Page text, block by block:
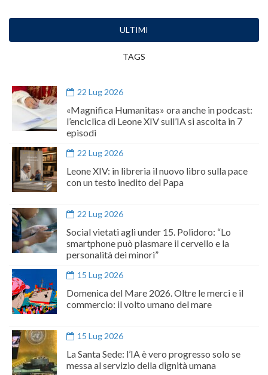
ULTIMI
TAGS
22 Lug 2026
«Magnifica Humanitas» ora anche in podcast:
l’enciclica di Leone XIV sull’IA si ascolta in 7
episodi
22 Lug 2026
Leone XIV: in libreria il nuovo libro sulla pace
con un testo inedito del Papa
22 Lug 2026
Social vietati agli under 15. Polidoro: “Lo
smartphone può plasmare il cervello e la
personalità dei minori”
15 Lug 2026
Domenica del Mare 2026. Oltre le merci e il
commercio: il volto umano del mare
15 Lug 2026
La Santa Sede: l’IA è vero progresso solo se
messa al servizio della dignità umana